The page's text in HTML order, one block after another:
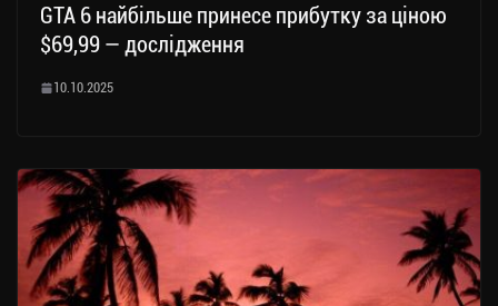
GTA 6 найбільше принесе прибутку за ціною
$69,99 — дослідження
10.10.2025